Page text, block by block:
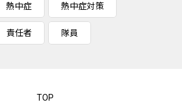
熱中症 熱中症対策
責任者 隊員
TOP